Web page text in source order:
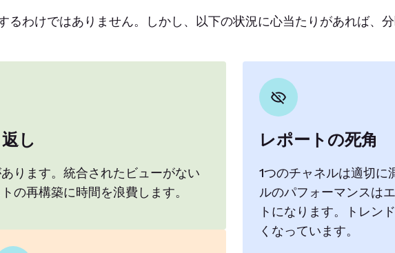
わけではありません。しかし、以下の状況に心当たりがあれば、
し
ります。統合されたビューがない
の再構築に時間を浪費します。
レポートの死角
1つのチャネルは適切に
ルのパフォーマンスは
トになります。トレン
くなっています。